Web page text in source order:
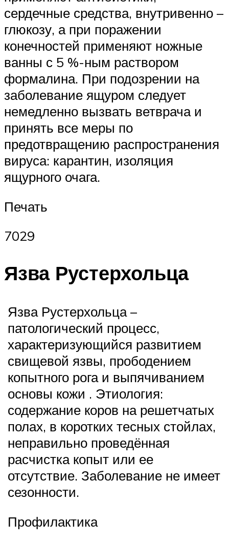
сердечные средства, внутривенно –
глюкозу, а при поражении
конечностей применяют ножные
ванны с 5 %-ным раствором
формалина. При подозрении на
заболевание ящуром следует
немедленно вызвать ветврача и
принять все меры по
предотвращению распространения
вируса: карантин, изоляция
ящурного очага.
Печать
7029
Язва Рустерхольца
Язва Рустерхольца –
патологический процесс,
характеризующийся развитием
свищевой язвы, прободением
копытного рога и выпячиванием
основы кожи . Этиология:
содержание коров на решетчатых
полах, в коротких тесных стойлах,
неправильно проведённая
расчистка копыт или ее
отсутствие. Заболевание не имеет
сезонности.
Профилактика